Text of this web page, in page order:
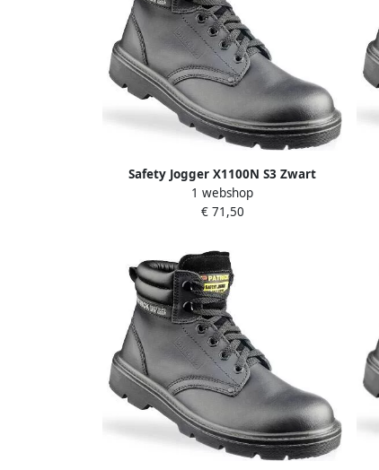
Safety Jogger X1100N S3 Zwart
11.118.022.44
1 webshop
€ 71,50